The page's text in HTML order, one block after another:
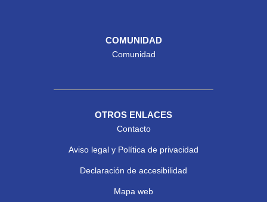
COMUNIDAD
Comunidad
OTROS ENLACES
Contacto
Aviso legal y Política de privacidad
Declaración de accesibilidad
Mapa web